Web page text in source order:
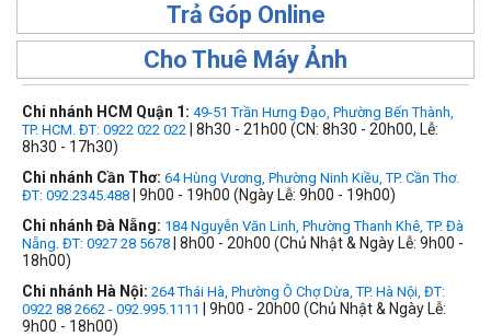
Trả Góp Online
Cho Thuê Máy Ảnh
Chi nhánh HCM Quận 1: 49-51 Trần Hưng Đạo, Phường Bến Thành,
TP. HCM. ĐT: 0922 022 022 | 8h30 - 21h00 (CN: 8h30 - 20h00, Lễ:
8h30 - 17h30)
Chi nhánh Cần Thơ: 64 Hùng Vương, Phường Ninh Kiều, TP. Cần Thơ.
ĐT: 092.2345.488 | 9h00 - 19h00 (Ngày Lễ: 9h00 - 19h00)
Chi nhánh Đà Nẵng: 184 Nguyễn Văn Linh, Phường Thanh Khê, TP. Đà
Nẵng. ĐT: 0927 28 5678 | 8h00 - 20h00 (Chủ Nhật & Ngày Lễ: 9h00 -
18h00)
Chi nhánh Hà Nội: 264 Thái Hà, Phường Ô Chợ Dừa, TP. Hà Nội, ĐT:
0922 88 2662 - 092.995.1111
| 9h00 - 20h00 (Chủ Nhật & Ngày Lễ:
9h00 - 18h00)